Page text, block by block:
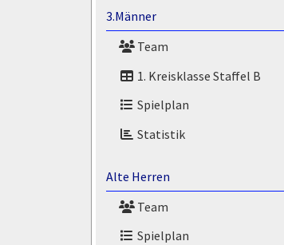
3.Männer
Team
1. Kreisklasse Staffel B
Spielplan
Statistik
Alte Herren
Team
Spielplan